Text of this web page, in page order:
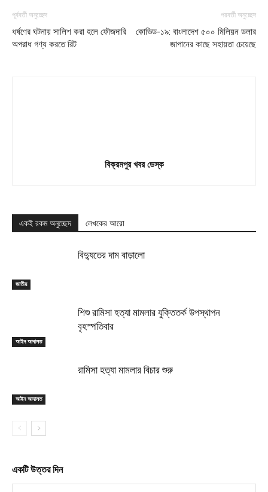
পূর্ববর্তী অনুচ্ছেদ
ধর্ষণের ঘটনায় সালিশ করা হলে ফৌজদারি
অপরাধ গণ্য করতে রিট
পরবর্তী অনুচ্ছেদ
কোভিড-১৯: বাংলাদেশ ৫০০ মিলিয়ন ডলার
জাপানের কাছে সহায়তা চেয়েছে
বিক্রমপুর খবর ডেস্ক
একই রকম অনুচ্ছেদ লেখকের আরো
জাতীয়
বিদ্যুতের দাম বাড়ালো
আইন আদালত
শিশু রামিসা হত্যা মামলার যুক্তিতর্ক উপস্থাপন
বৃহস্পতিবার
আইন আদালত
রামিসা হত্যা মামলার বিচার শুরু
একটি উত্তর দিন